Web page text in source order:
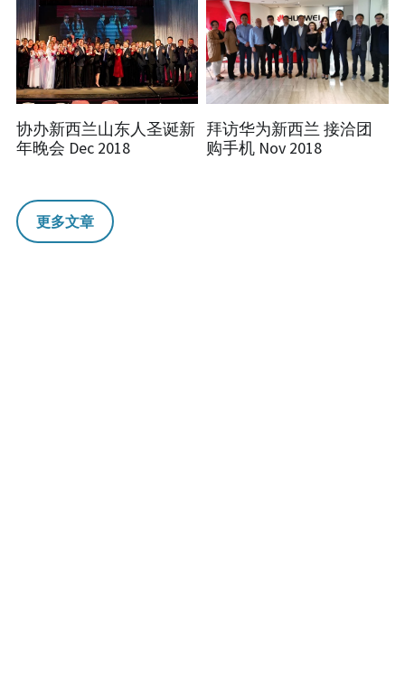
协办新西兰山东人圣诞新
年晚会 Dec 2018
拜访华为新西兰 接洽团
购手机 Nov 2018
更多文章